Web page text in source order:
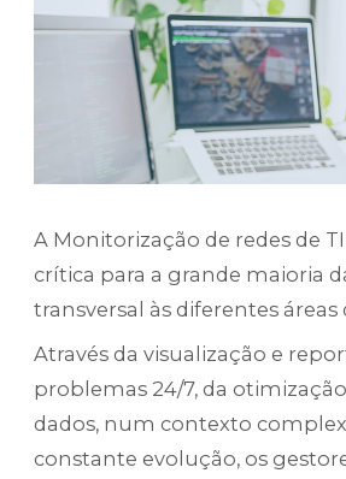
A Monitorização de redes de
crítica para a grande maioria
transversal às diferentes áreas
Através da visualização e
problemas 24/7, da
dados, num contexto
constante evolução, os